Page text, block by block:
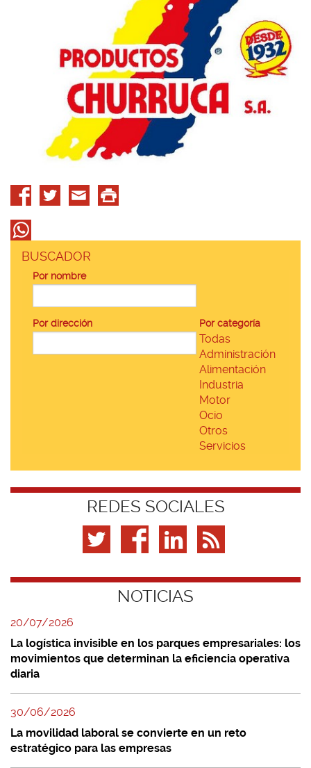
BUSCADOR
Por nombre
Por dirección Por categoría
Todas
Administración
Alimentación
Industria
Motor
Ocio
Otros
Servicios
REDES SOCIALES
NOTICIAS
20/07/2026
La logística invisible en los parques empresariales: los
movimientos que determinan la eficiencia operativa
diaria
30/06/2026
La movilidad laboral se convierte en un reto
estratégico para las empresas